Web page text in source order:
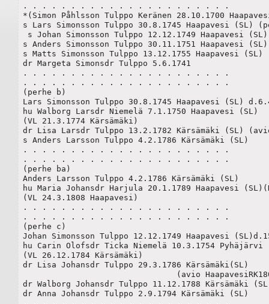
. . . . . . . . . . . . . . . . . . . . . .
*(Simon Påhlsson Tulppo Keränen 28.10.1700
s Lars Simonsson Tulppo 30.8.1745 Haapavesi (SL)
s Johan Simonsson Tulppo 12.12.1749 Haapavesi
s Anders Simonsson Tulppo 30.11.1751 Haapavesi
s Matts Simonsson Tulppo 13.12.1755 Haapavesi
dr Margeta Simonsdr Tulppo 5.6.1741
. . . . . . . . . . . . . . . . . . . . . .
. . . . . . . . . . . . . . . . . . . . . .
(perhe b)
Lars Simonsson Tulppo 30.8.1745 Haapavesi (SL)
hu Walborg Larsdr Niemelä 7.1.1750 Haapavesi (SL)
(VL 21.3.1774 Kärsämäki)
dr Lisa Larsdr Tulppo 13.2.1782 Kärsämäki (SL)
s Anders Larsson Tulppo 4.2.1786 Kärsämäki (SL)
. . . . . . . . . . . . . . . . . . . . . .
. . . . . . . . . . . . . . . . . . . . . .
(perhe ba)
Anders Larsson Tulppo 4.2.1786 Kärsämäki (SL)
hu Maria Johansdr Harjula 20.1.1789 Haapavesi
(VL 24.3.1808 Haapavesi)
. . . . . . . . . . . . . . . . . . . . . .
. . . . . . . . . . . . . . . . . . . . . .
(perhe c)
Johan Simonsson Tulppo 12.12.1749 Haapavesi
hu Carin Olofsdr Ticka Niemelä 10.3.1754 Pyhäjärvi
(VL 26.12.1784 Kärsämäki)
dr Lisa Johansdr Tulppo 29.3.1786 Kärsämäki(SL)
dr Walborg Johansdr Tulppo 11.12.1788 Kärsämäki
dr Anna Johansdr Tulppo 2.9.1794 Kärsämäki (SL)